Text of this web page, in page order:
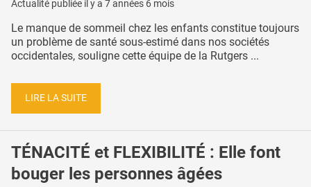
Actualité publiée il y a 7 années 6 mois
Le manque de sommeil chez les enfants constitue toujours
un problème de santé sous-estimé dans nos sociétés
occidentales, souligne cette équipe de la Rutgers ...
LIRE LA SUITE
TÉNACITÉ et FLEXIBILITÉ : Elle font
bouger les personnes âgées